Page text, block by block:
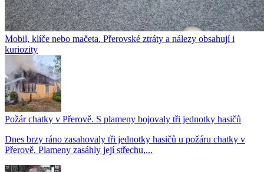
Mobil, klíče nebo mačeta. Přerovské ztráty a nálezy obsahují i
kuriozity
Požár chatky v Přerově. S plameny bojovaly tři jednotky hasičů
Dnes brzy ráno zasahovaly tři jednotky hasičů u požáru chatky v
Přerově. Plameny zasáhly její střechu,...